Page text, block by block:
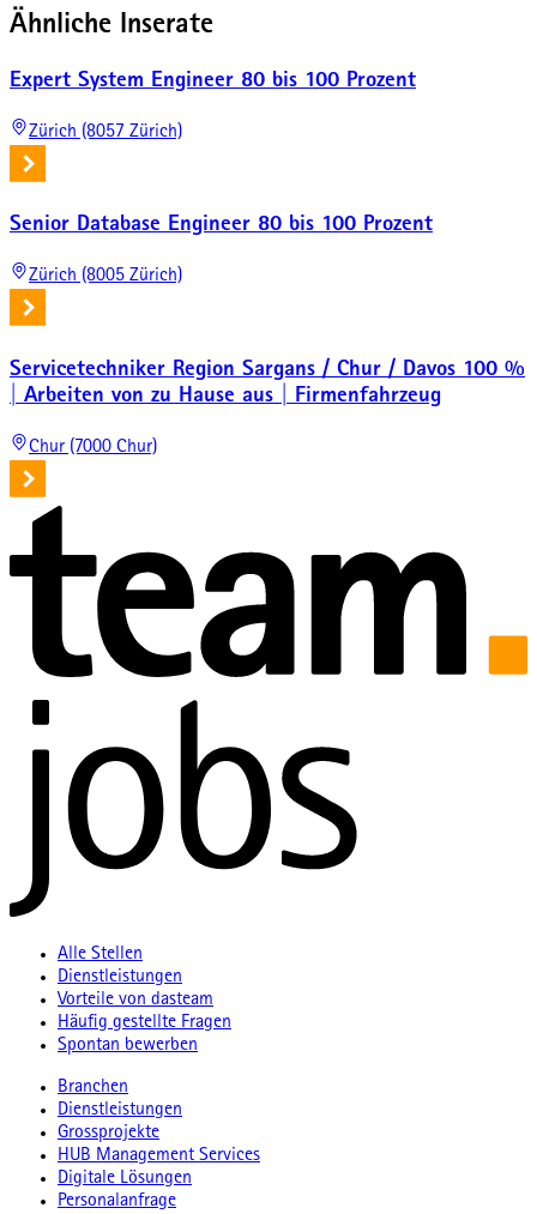
Ähnliche Inserate
Expert System Engineer 80 bis 100 Prozent
Zürich (8057 Zürich)
Senior Database Engineer 80 bis 100 Prozent
Zürich (8005 Zürich)
Servicetechniker Region Sargans / Chur / Davos 100 %
| Arbeiten von zu Hause aus | Firmenfahrzeug
Chur (7000 Chur)
Alle Stellen
Dienstleistungen
Vorteile von dasteam
Häufig gestellte Fragen
Spontan bewerben
Branchen
Dienstleistungen
Grossprojekte
HUB Management Services
Digitale Lösungen
Personalanfrage